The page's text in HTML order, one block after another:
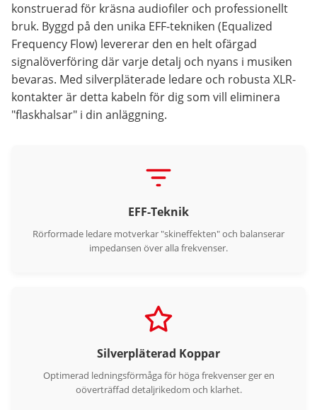
konstruerad för kräsna audiofiler och professionellt
bruk. Byggd på den unika EFF-tekniken (Equalized
Frequency Flow) levererar den en helt ofärgad
signalöverföring där varje detalj och nyans i musiken
bevaras. Med silverpläterade ledare och robusta XLR-
kontakter är detta kabeln för dig som vill eliminera
"flaskhalsar" i din anläggning.
EFF-Teknik
Rörformade ledare motverkar "skineffekten" och balanserar
impedansen över alla frekvenser.
Silverpläterad Koppar
Optimerad ledningsförmåga för höga frekvenser ger en
oöverträffad detaljrikedom och klarhet.